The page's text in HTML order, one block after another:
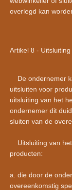
overlegd kan
Artikel 8 -
De ondernemer
uitsluiten voor
uitsluiting van het
ondernemer dit
sluiten van de
Uitsluiting van
producten:
a. die door de
overeenkomstig